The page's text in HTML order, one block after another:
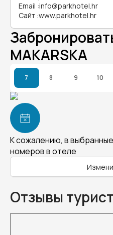
Email :info@parkhotel.hr
Сайт :www.parkhotel.hr
MAKARSKA
7 8 9 10
К сожалению, в
номеров в отеле
Отзывы